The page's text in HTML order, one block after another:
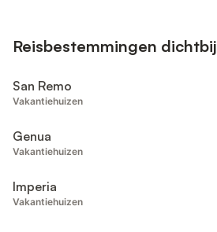
Reisbestemmingen dichtbij
San Remo
Vakantiehuizen
Genua
Vakantiehuizen
Imperia
Vakantiehuizen